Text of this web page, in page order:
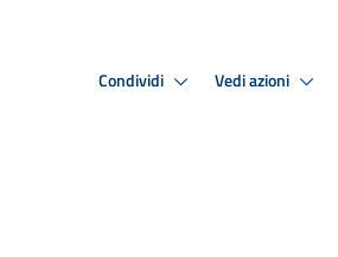
Condividi Vedi azioni